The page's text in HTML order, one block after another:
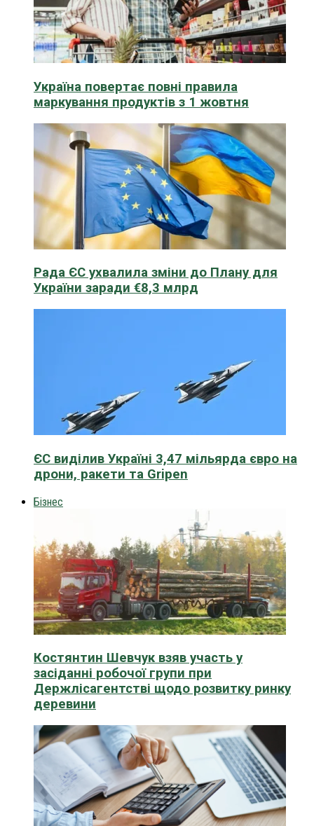
Україна повертає повні правила
маркування продуктів з 1 жовтня
Рада ЄС ухвалила зміни до Плану для
України заради €8,3 млрд
ЄС виділив Україні 3,47 мільярда євро на
дрони, ракети та Gripen
Бізнес
Костянтин Шевчук взяв участь у
засіданні робочої групи при
Держлісагентстві щодо розвитку ринку
деревини